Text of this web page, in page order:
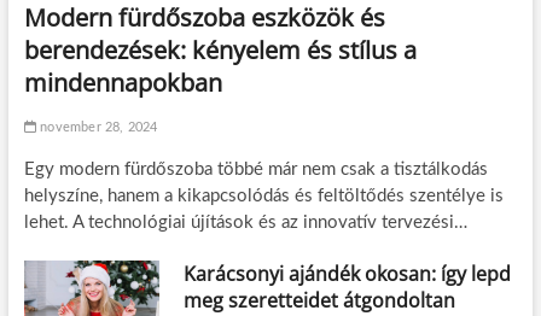
Modern fürdőszoba eszközök és
berendezések: kényelem és stílus a
mindennapokban
november 28, 2024
Egy modern fürdőszoba többé már nem csak a tisztálkodás
helyszíne, hanem a kikapcsolódás és feltöltődés szentélye is
lehet. A technológiai újítások és az innovatív tervezési…
Karácsonyi ajándék okosan: így lepd
meg szeretteidet átgondoltan